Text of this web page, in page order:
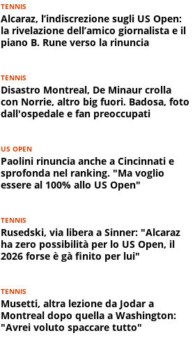
TENNIS
Alcaraz, l’indiscrezione sugli US Open:
la rivelazione dell’amico giornalista e il
piano B. Rune verso la rinuncia
TENNIS
Disastro Montreal, De Minaur crolla
con Norrie, altro big fuori. Badosa, foto
dall'ospedale e fan preoccupati
US OPEN
Paolini rinuncia anche a Cincinnati e
sprofonda nel ranking. "Ma voglio
essere al 100% allo US Open"
TENNIS
Rusedski, via libera a Sinner: "Alcaraz
ha zero possibilità per lo US Open, il
2026 forse è gà finito per lui"
TENNIS
Musetti, altra lezione da Jodar a
Montreal dopo quella a Washington:
"Avrei voluto spaccare tutto"